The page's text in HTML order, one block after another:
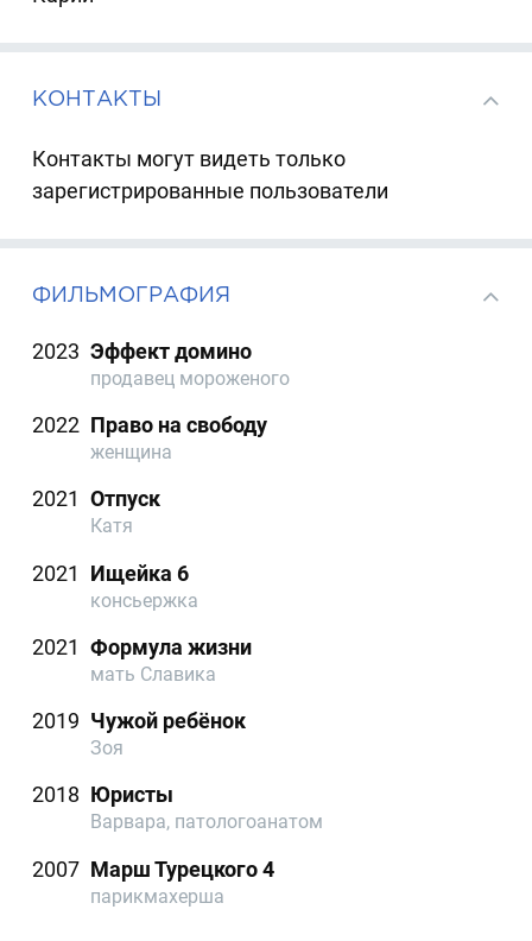
КОНТАКТЫ
Контакты могут видеть только
зарегистрированные пользователи
ФИЛЬМОГРАФИЯ
2023 Эффект домино
продавец мороженого
2022 Право на свободу
женщина
2021 Отпуск
Катя
2021 Ищейка 6
консьержка
2021 Формула жизни
мать Славика
2019 Чужой ребёнок
Зоя
2018 Юристы
Варвара, патологоанатом
2007 Марш Турецкого 4
парикмахерша